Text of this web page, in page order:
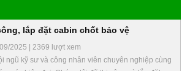
lắp đặt cabin chốt bảo vệ
2025 | 2369 lượt xem
ngũ kỹ sư và công nhân viên chuyên nghiệp cùng